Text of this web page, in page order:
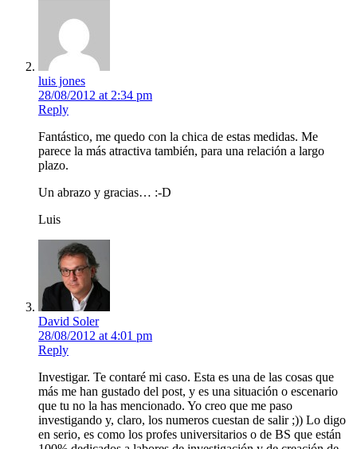
luis jones
28/08/2012 at 2:34 pm
Reply
Fantástico, me quedo con la chica de estas medidas. Me
parece la más atractiva también, para una relación a largo
plazo.
Un abrazo y gracias… :-D
Luis
David Soler
28/08/2012 at 4:01 pm
Reply
Investigar. Te contaré mi caso. Esta es una de las cosas que
más me han gustado del post, y es una situación o escenario
que tu no la has mencionado. Yo creo que me paso
investigando y, claro, los numeros cuestan de salir ;)) Lo digo
en serio, es como los profes universitarios o de BS que están